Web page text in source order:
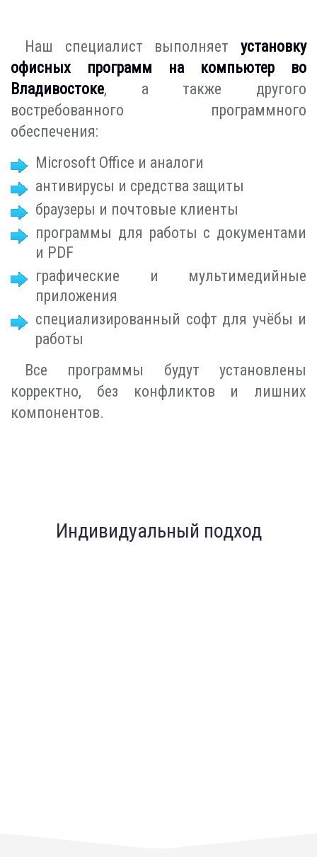
Наш специалист выполняет установку
офисных программ на компьютер во
Владивостоке, а также другого
востребованного программного
обеспечения:
Microsoft Office и аналоги
антивирусы и средства защиты
браузеры и почтовые клиенты
программы для работы с документами
и PDF
графические и мультимедийные
приложения
специализированный софт для учёбы и
работы
Все программы будут установлены
корректно, без конфликтов и лишних
компонентов.